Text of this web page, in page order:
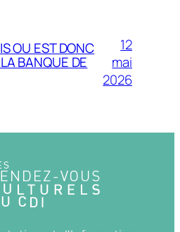
OU EST DONC
BANQUE DE
12
mai
2026